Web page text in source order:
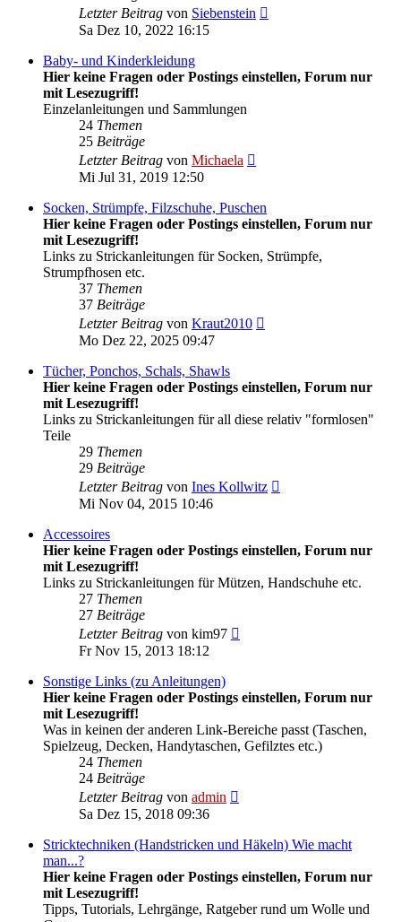
Letzter Beitrag von Siebenstein
Sa Dez 10, 2022 16:15
Baby- und Kinderkleidung
Hier keine Fragen oder Postings einstellen, Forum nur
mit Lesezugriff!
Einzelanleitungen und Sammlungen
24 Themen
25 Beiträge
Letzter Beitrag von Michaela
Mi Jul 31, 2019 12:50
Socken, Strümpfe, Filzschuhe, Puschen
Hier keine Fragen oder Postings einstellen, Forum nur
mit Lesezugriff!
Links zu Strickanleitungen für Socken, Strümpfe,
Strumpfhosen etc.
37 Themen
37 Beiträge
Letzter Beitrag von Kraut2010
Mo Dez 22, 2025 09:47
Tücher, Ponchos, Schals, Shawls
Hier keine Fragen oder Postings einstellen, Forum nur
mit Lesezugriff!
Links zu Strickanleitungen für all diese relativ "formlosen"
Teile
29 Themen
29 Beiträge
Letzter Beitrag von Ines Kollwitz
Mi Nov 04, 2015 10:46
Accessoires
Hier keine Fragen oder Postings einstellen, Forum nur
mit Lesezugriff!
Links zu Strickanleitungen für Mützen, Handschuhe etc.
27 Themen
27 Beiträge
Letzter Beitrag von kim97
Fr Nov 15, 2013 18:12
Sonstige Links (zu Anleitungen)
Hier keine Fragen oder Postings einstellen, Forum nur
mit Lesezugriff!
Was in keinen der anderen Link-Bereiche passt (Taschen,
Spielzeug, Decken, Handytaschen, Gefilztes etc.)
24 Themen
24 Beiträge
Letzter Beitrag von admin
Sa Dez 15, 2018 09:36
Stricktechniken (Handstricken und Häkeln) Wie macht
man...?
Hier keine Fragen oder Postings einstellen, Forum nur
mit Lesezugriff!
Tipps, Tutorials, Lehrgänge, Ratgeber rund um Wolle und